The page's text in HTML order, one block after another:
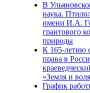
В
наука.
имени И.А.
грантового
природы
К 165-летию
права в
«Земля и
График